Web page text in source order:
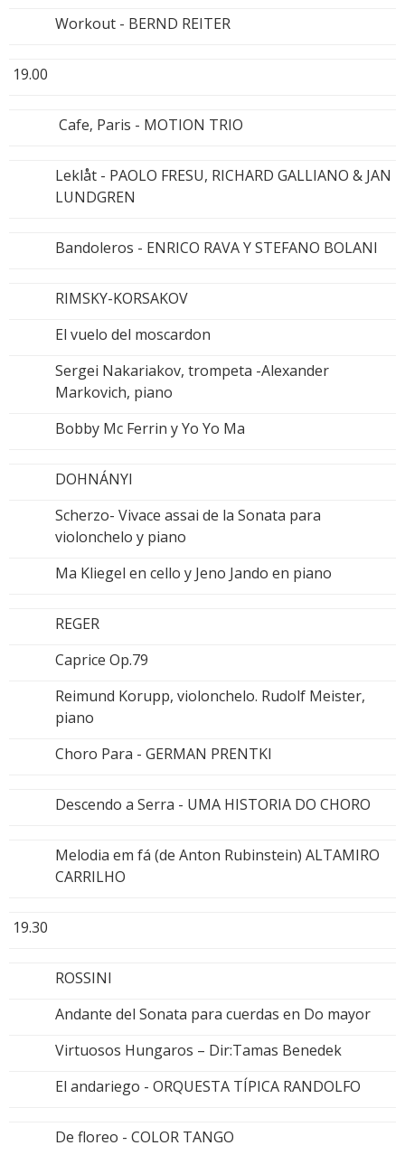
Workout - BERND REITER
19.00
Cafe‚ Paris - MOTION TRIO
Leklåt - PAOLO FRESU, RICHARD GALLIANO & JAN
LUNDGREN
Bandoleros - ENRICO RAVA Y STEFANO BOLANI
RIMSKY-KORSAKOV
El vuelo del moscardon
Sergei Nakariakov, trompeta -Alexander
Markovich, piano
Bobby Mc Ferrin y Yo Yo Ma
DOHNÁNYI
Scherzo- Vivace assai de la Sonata para
violonchelo y piano
Ma Kliegel en cello y Jeno Jando en piano
REGER
Caprice Op.79
Reimund Korupp, violonchelo. Rudolf Meister,
piano
Choro Para - GERMAN PRENTKI
Descendo a Serra - UMA HISTORIA DO CHORO
Melodia em fá (de Anton Rubinstein) ALTAMIRO
CARRILHO
19.30
ROSSINI
Andante del Sonata para cuerdas en Do mayor
Virtuosos Hungaros – Dir:Tamas Benedek
El andariego - ORQUESTA TÍPICA RANDOLFO
De floreo - COLOR TANGO